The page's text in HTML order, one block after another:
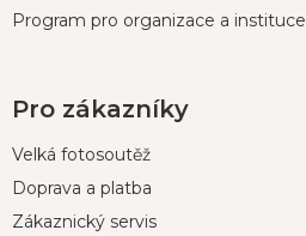
Program pro organizace a instituce
Pro zákazníky
Velká fotosoutěž
Doprava a platba
Zákaznický servis